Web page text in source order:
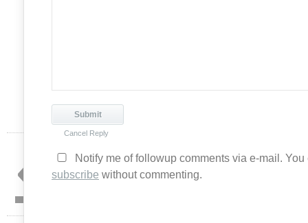
Cancel Reply
Notify me of followup comments via e-mail. You
subscribe without commenting.
«